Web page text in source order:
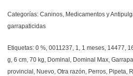
Categorías: Caninos, Medicamentos y
garrapaticidas
Etiquetas: 0 %, 0011237, 1, 1 meses, 14477,
g, 6 cm, 70 kg, Dominal , Dominal Max,
provincial , Nuevo, Otra razón, Perros, Pipeta,